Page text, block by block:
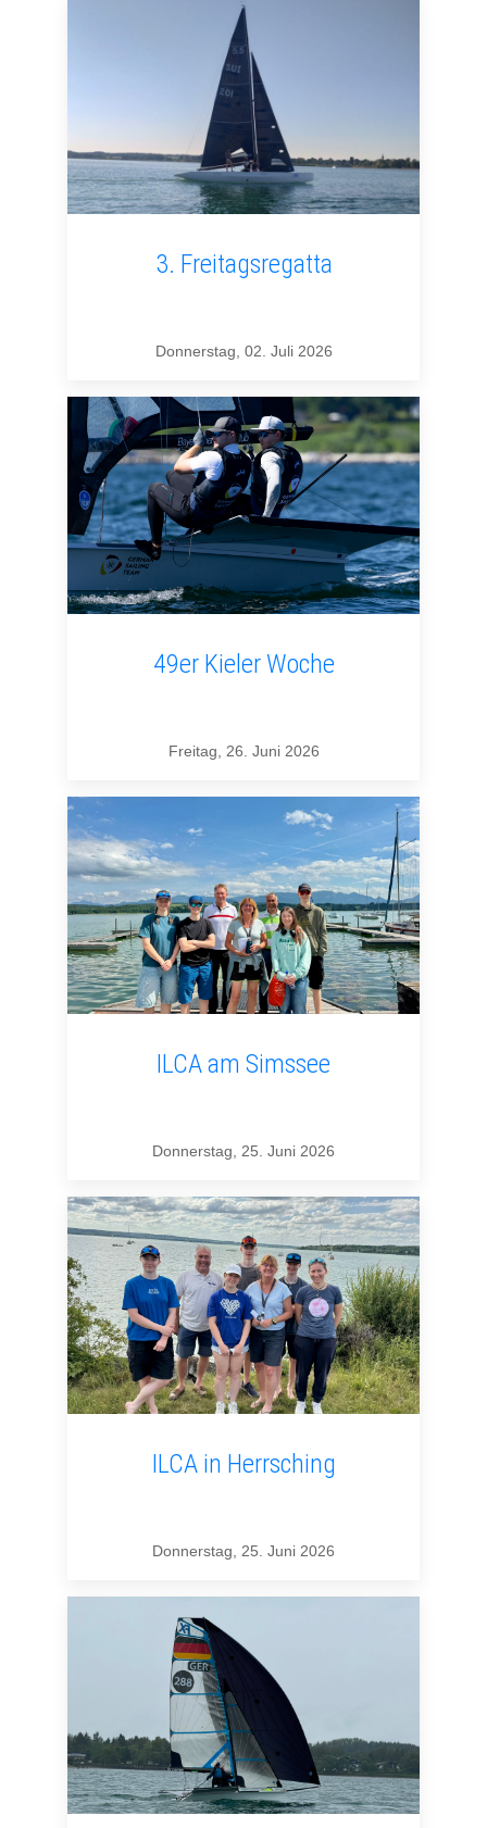
3. Freitagsregatta
Donnerstag, 02. Juli 2026
49er Kieler Woche
Freitag, 26. Juni 2026
ILCA am Simssee
Donnerstag, 25. Juni 2026
ILCA in Herrsching
Donnerstag, 25. Juni 2026